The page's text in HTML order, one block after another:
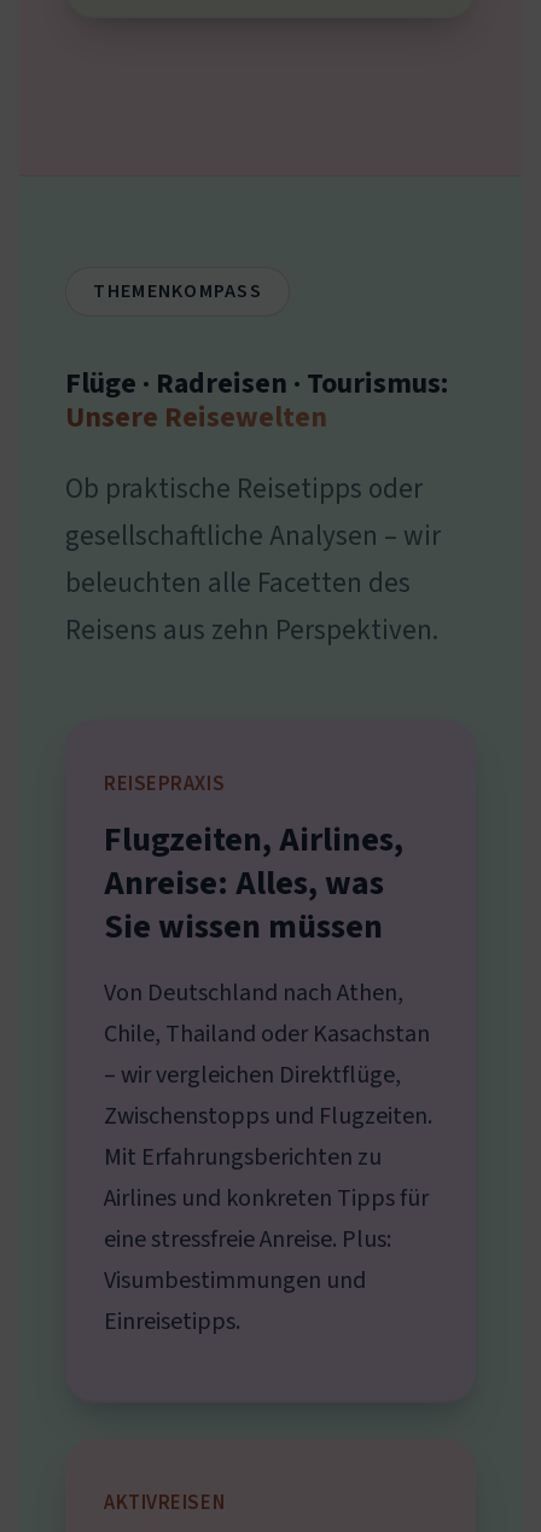
THEMENKOMPASS
Flüge · Radreisen · Tourismus:
Unsere Reisewelten
Ob praktische Reisetipps oder
gesellschaftliche Analysen – wir
beleuchten alle Facetten des
Reisens aus zehn Perspektiven.
REISEPRAXIS
Flugzeiten, Airlines,
Anreise: Alles, was
Sie wissen müssen
Von Deutschland nach Athen,
Chile, Thailand oder Kasachstan
– wir vergleichen Direktflüge,
Zwischenstopps und Flugzeiten.
Mit Erfahrungsberichten zu
Airlines und konkreten Tipps für
eine stressfreie Anreise. Plus:
Visumbestimmungen und
Einreisetipps.
AKTIVREISEN